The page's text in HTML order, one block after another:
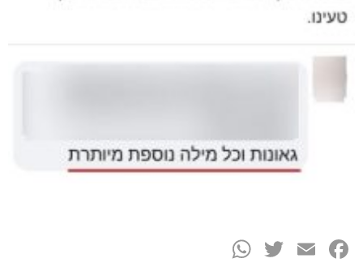
Facebook
Email
Twitter